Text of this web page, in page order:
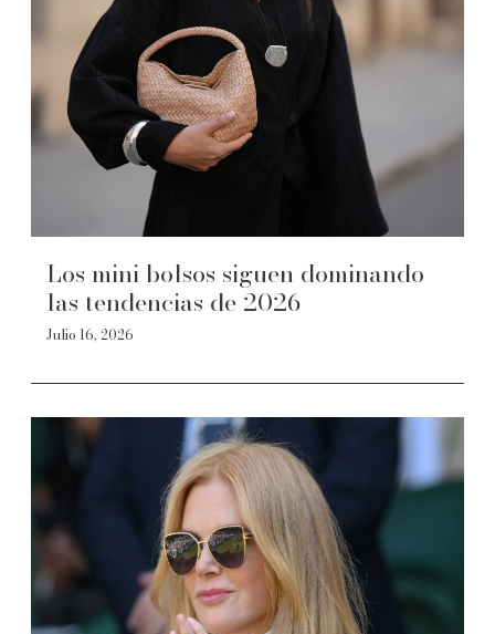
Los mini bolsos siguen dominando
las tendencias de 2026
Julio 16, 2026